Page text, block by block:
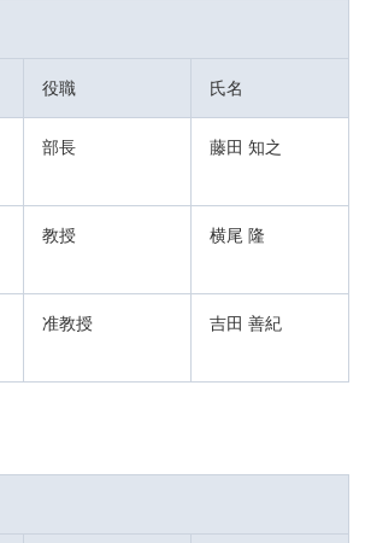
役職 氏名
部長 藤田 知之
教授 横尾 隆
准教授 吉田 善紀